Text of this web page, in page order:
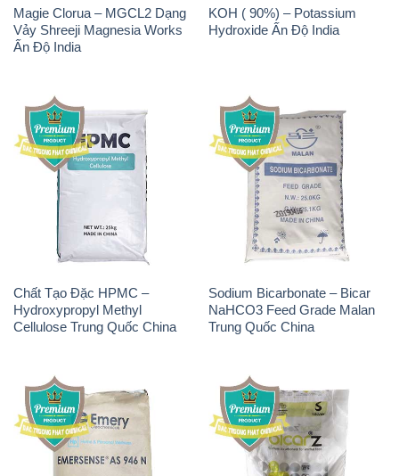
Magie Clorua – MGCL2 Dạng
Vảy Shreeji Magnesia Works
Ấn Độ India
KOH ( 90%) – Potassium
Hydroxide Ấn Độ India
Chất Tạo Đặc HPMC –
Hydroxypropyl Methyl
Cellulose Trung Quốc China
Sodium Bicarbonate – Bicar
NaHCO3 Feed Grade Malan
Trung Quốc China